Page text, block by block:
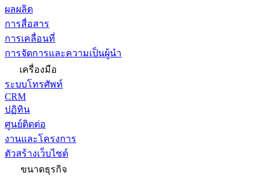
ผลผลิต
การสื่อสาร
การเคลื่อนที่
การจัดการและความเป็นผู้นำ
เครื่องมือ
ระบบโทรศัพท์
CRM
ปฏิทิน
ศูนย์ติดต่อ
งานและโครงการ
ตัวสร้างเว็บไซต์
ขนาดธุรกิจ